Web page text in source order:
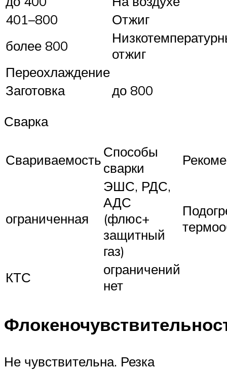
401–800
Отжиг
более 800
отжиг
Переохлаждение
Заготовка
до 800
Сварка
СвариваемостьСпособы
сварки
ограниченная
ЭШС, РДС,
АДС
(флюс+
защитный
газ)
КТС
ограничений
нет
Не чувствительна. Резка